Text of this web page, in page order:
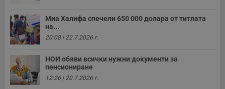
Миа Халифа спечели 650 000 долара от титлата
на...
20:08 | 22.7.2026 г.
НОИ обяви всички нужни документи за
пенсиониране
12:26 | 20.7.2026 г.
Таргетиране
Функционалност
Некласифицирани